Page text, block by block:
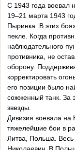
С 1943 года воевал
19–21 марта 1943
Пыринка. В этих
пекле. Когда
наблюдательного
противника, не
оборону.
корректировать
его позиции было
сожженный танк. За
звезды.
Дивизия воевала на
тяжелейшие бои в
Литва, Польша. Весь